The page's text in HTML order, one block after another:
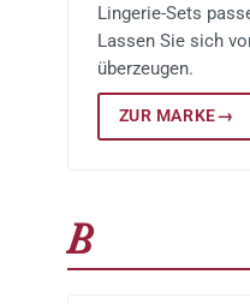
Lingerie-Sets
Lassen Sie sich
überzeugen.
ZUR MARKE→
B